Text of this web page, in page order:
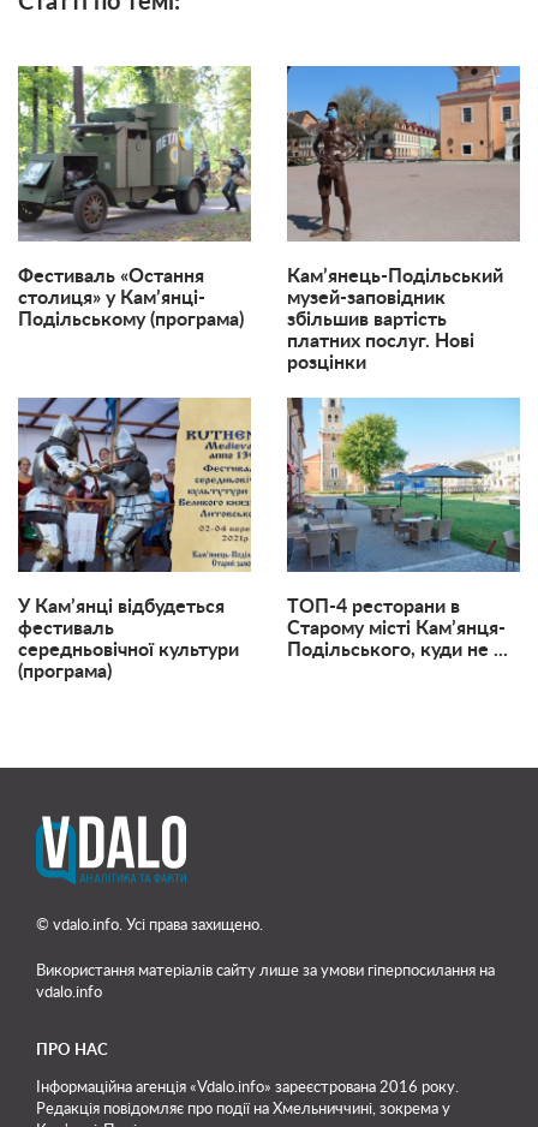
Фестиваль «Остання
столиця» у Кам’янці-
Подільському (програма)
Кам’янець-Подільський
музей-заповідник
збільшив вартість
платних послуг. Нові
розцінки
У Кам’янці відбудеться
фестиваль
середньовічної культури
(програма)
ТОП-4 ресторани в
Старому місті Кам’янця-
Подільського, куди не ...
© vdalo.info. Усі права захищено.
Використання матеріалів сайту лише за умови гіперпосилання на
vdalo.info
ПРО НАС
Інформаційна агенція «Vdalo.info» зареєстрована 2016 року.
Редакція повідомляє про події на Хмельниччині, зокрема у